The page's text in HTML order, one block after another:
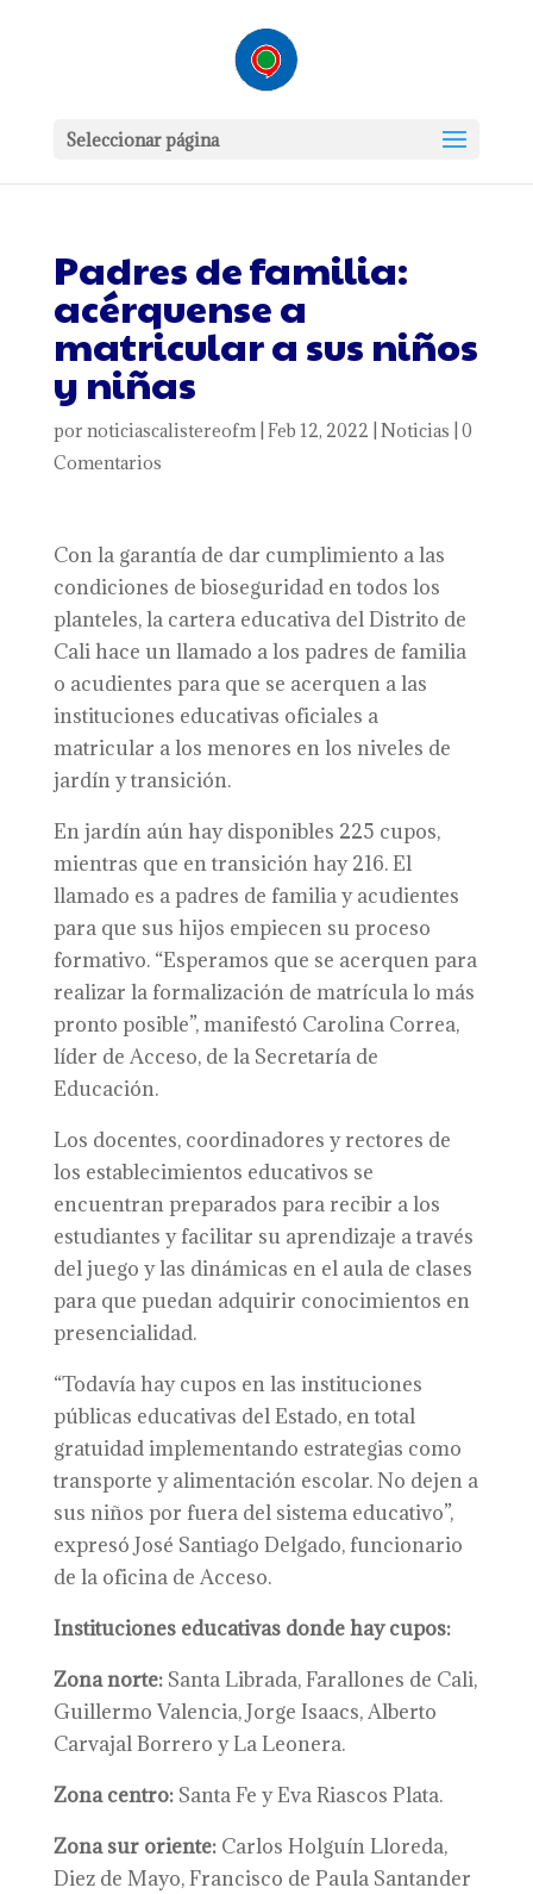
Seleccionar página
Padres de familia:
acérquense a
matricular a sus niños
y niñas
por noticiascalistereofm| Feb 12, 2022 Noticias 0
Comentarios
Con la garantía de dar cumplimiento a las
condiciones de bioseguridad en todos los
planteles, la cartera educativa del Distrito de
Cali hace un llamado a los padres de familia
o acudientes para que se acerquen a las
instituciones educativas oficiales a
matricular a los menores en los niveles de
jardín y transición.
En jardín aún hay disponibles 225 cupos,
mientras que en transición hay 216. El
llamado es a padres de familia y acudientes
para que sus hijos empiecen su proceso
formativo. “Esperamos que se acerquen para
realizar la formalización de matrícula lo más
pronto posible”, manifestó Carolina Correa,
líder de Acceso, de la Secretaría de
Educación.
Los docentes, coordinadores y rectores de
los establecimientos educativos se
encuentran preparados para recibir a los
estudiantes y facilitar su aprendizaje a través
del juego y las dinámicas en el aula de clases
para que puedan adquirir conocimientos en
presencialidad.
“Todavía hay cupos en las instituciones
públicas educativas del Estado, en total
gratuidad implementando estrategias como
transporte y alimentación escolar. No dejen a
sus niños por fuera del sistema educativo”,
expresó José Santiago Delgado, funcionario
de la oficina de Acceso.
Instituciones educativas donde hay cupos:
Zona norte:Santa Librada, Farallones de Cali,
Guillermo Valencia, Jorge Isaacs, Alberto
Carvajal Borrero y La Leonera.
Zona centro:Santa Fe y Eva Riascos Plata.
Zona sur oriente:Carlos Holguín Lloreda,
Diez de Mayo, Francisco de Paula Santander